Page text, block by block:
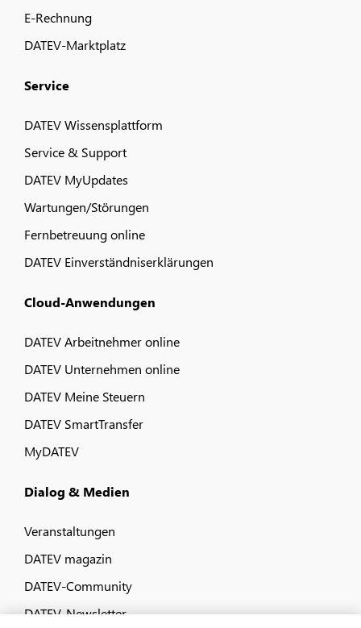
E-Rechnung
DATEV-Marktplatz
Service
DATEV Wissensplattform
Service & Support
DATEV MyUpdates
Wartungen/Störungen
Fernbetreuung online
DATEV Einverständniserklärungen
Cloud-Anwendungen
DATEV Arbeitnehmer online
DATEV Unternehmen online
DATEV Meine Steuern
DATEV SmartTransfer
MyDATEV
Dialog & Medien
Veranstaltungen
DATEV magazin
DATEV-Community
DATEV-Newsletter